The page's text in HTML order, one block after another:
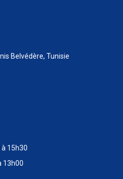
Belvédère, Tunisie
à 15h30
13h00